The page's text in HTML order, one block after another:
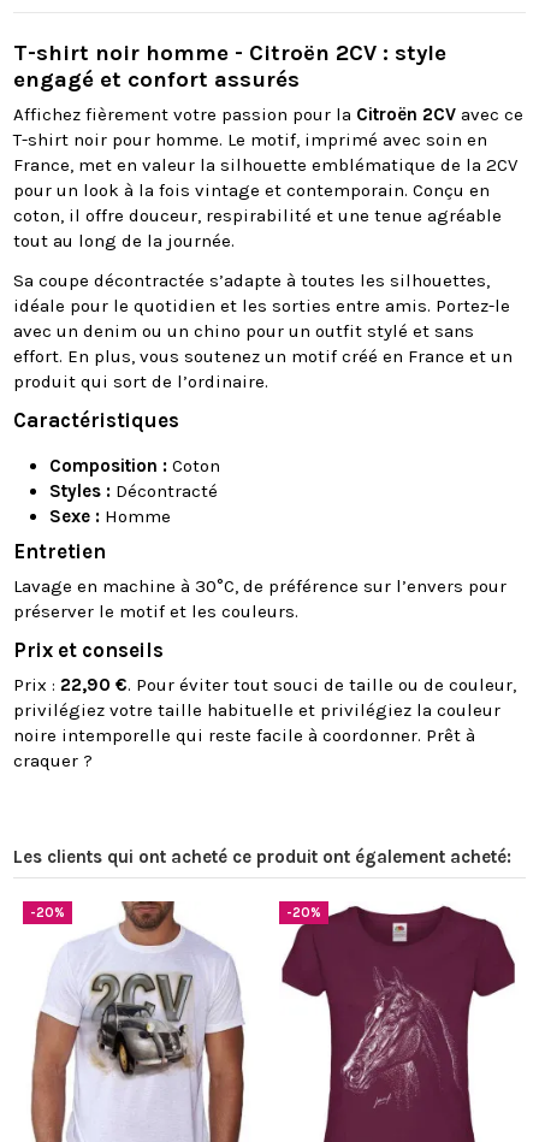
T-shirt noir homme - Citroën 2CV : style
engagé et confort assurés
Affichez fièrement votre passion pour la Citroën 2CV avec ce
T-shirt noir pour homme. Le motif, imprimé avec soin en
France, met en valeur la silhouette emblématique de la 2CV
pour un look à la fois vintage et contemporain. Conçu en
coton, il offre douceur, respirabilité et une tenue agréable
tout au long de la journée.
Sa coupe décontractée s’adapte à toutes les silhouettes,
idéale pour le quotidien et les sorties entre amis. Portez-le
avec un denim ou un chino pour un outfit stylé et sans
effort. En plus, vous soutenez un motif créé en France et un
produit qui sort de l’ordinaire.
Caractéristiques
Composition : Coton
Styles : Décontracté
Sexe : Homme
Entretien
Lavage en machine à 30°C, de préférence sur l’envers pour
préserver le motif et les couleurs.
Prix et conseils
Prix : 22,90 €. Pour éviter tout souci de taille ou de couleur,
privilégiez votre taille habituelle et privilégiez la couleur
noire intemporelle qui reste facile à coordonner. Prêt à
craquer ?
Les clients qui ont acheté ce produit ont également acheté:
-20% -20%